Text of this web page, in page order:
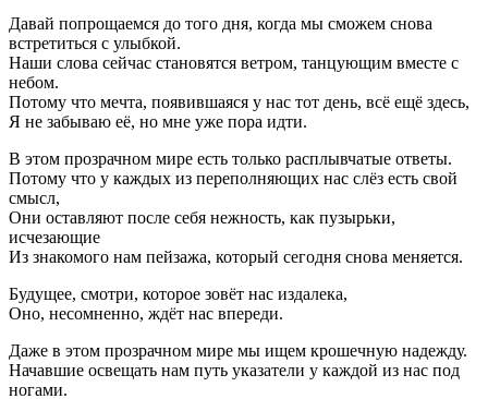
Давай попрощаемся до того дня, когда мы сможем снова
встретиться с улыбкой.
Наши слова сейчас становятся ветром, танцующим вместе с
небом.
Потому что мечта, появившаяся у нас тот день, всё ещё здесь,
Я не забываю её, но мне уже пора идти.
В этом прозрачном мире есть только расплывчатые ответы.
Потому что у каждых из переполняющих нас слёз есть свой
смысл,
Они оставляют после себя нежность, как пузырьки,
исчезающие
Из знакомого нам пейзажа, который сегодня снова меняется.
Будущее, смотри, которое зовёт нас издалека,
Оно, несомненно, ждёт нас впереди.
Даже в этом прозрачном мире мы ищем крошечную надежду.
Начавшие освещать нам путь указатели у каждой из нас под
ногами.